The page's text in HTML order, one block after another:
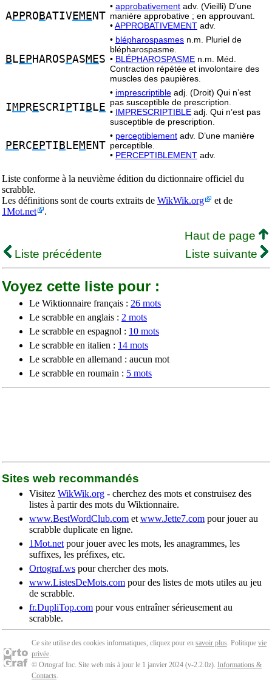
APP RO BATIVEME NT
• approbativement adv. (Vieilli) D’une
manière approbative ; en approuvant.
•APPROBATIVEMENT adv.
B L EP HAROS PASMES
• blépharospasmes n.m. Pluriel de
blépharospasme.
• BLÉPHAROSPASME n.m. Méd.
Contraction répétée et involontaire des
muscles des paupières.
I MP RESCRI PTI B L E
• imprescriptible adj. (Droit) Qui n’est
pas susceptible de prescription.
• IMPRESCRIPTIBLE adj. Qui n’est pas
susceptible de prescription.
PE RC EPTI B LEM ENT
• perceptiblement adv. D’une manière
perceptible.
• PERCEPTIBLEMENT adv.
Liste conforme à la neuvième édition du dictionnaire officiel du
scrabble.
Les définitions sont de courts extraits de WikWik.org
et de
1Mot.net
.
Haut de page
Liste précédente
Liste suivante
Voyez cette liste pour :
Le Wiktionnaire français : 26 mots
Le scrabble en anglais : 2 mots
Le scrabble en espagnol : 10 mots
Le scrabble en italien : 14 mots
Le scrabble en allemand : aucun mot
Le scrabble en roumain : 5 mots
Sites web recommandés
Visitez WikWik.org - cherchez des mots et construisez des
listes à partir des mots du Wiktionnaire.
www.BestWordClub.com et www.Jette7.com pour jouer au
scrabble duplicate en ligne.
1Mot.net pour jouer avec les mots, les anagrammes, les
suffixes, les préfixes, etc.
Ortograf.ws pour chercher des mots.
www.ListesDeMots.com pour des listes de mots utiles au jeu
de scrabble.
fr.DupliTop.com pour vous entraîner sérieusement au
scrabble.
Ce site utilise des cookies informatiques, cliquez pour en savoir plus. Politique vie
privée.
© Ortograf Inc. Site web mis à jour le 1 janvier 2024 (v-2.2.0z). Informations &
Contacts.